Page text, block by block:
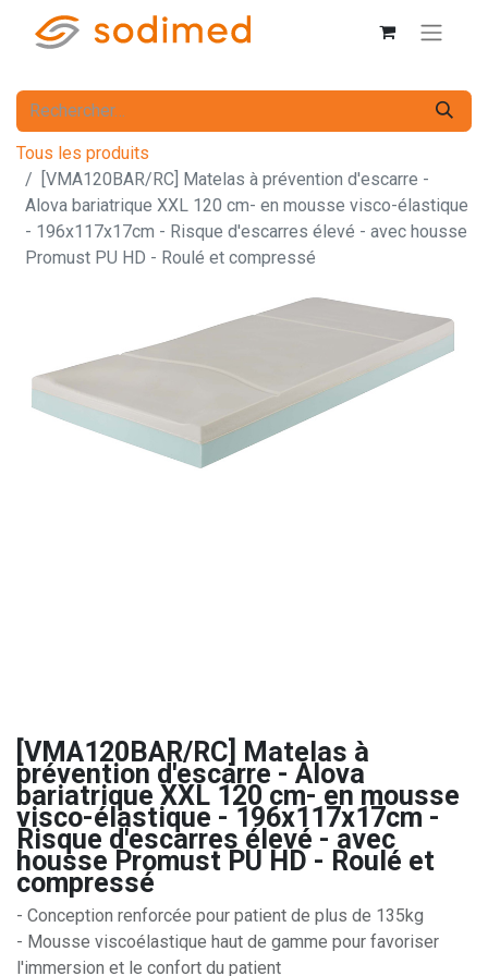
Tous les produits
[VMA120BAR/RC] Matelas à prévention d'escarre -
Alova bariatrique XXL 120 cm- en mousse visco-élastique
- 196x117x17cm - Risque d'escarres élevé - avec housse
Promust PU HD - Roulé et compressé
[VMA120BAR/RC] Matelas à
prévention d'escarre - Alova
bariatrique XXL 120 cm- en mousse
visco-élastique - 196x117x17cm -
Risque d'escarres élevé - avec
housse Promust PU HD - Roulé et
compressé
- Conception renforcée pour patient de plus de 135kg
- Mousse viscoélastique haut de gamme pour favoriser
l'immersion et le confort du patient